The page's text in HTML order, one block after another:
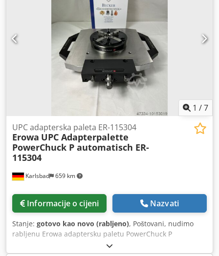
1 /7
Karlsbad 659 km
UPC adapterska paleta ER-115304
Erowa UPC Adapterpalette
PowerChuck P automatisch ER-
115304
Informacije o cijeni Nazvati
Stanje: gotovo kao novo (rabljeno), Poštovani, nudimo
rabljenu Erowa adaptersku paletu PowerChuck P
automatic, paleta je korištena samo u demo svrhe. Stanje